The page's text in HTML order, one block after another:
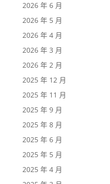
2026 年 6 月
2026 年 5 月
2026 年 4 月
2026 年 3 月
2026 年 2 月
2025 年 12 月
2025 年 11 月
2025 年 9 月
2025 年 8 月
2025 年 6 月
2025 年 5 月
2025 年 4 月